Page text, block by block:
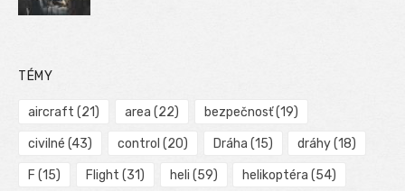
TÉMY
aircraft (21) area (22) bezpečnosť(19)
civilné (43) control (20) Dráha (15) dráhy(18)
F (15) Flight (31) heli (59) helikoptéra (54)